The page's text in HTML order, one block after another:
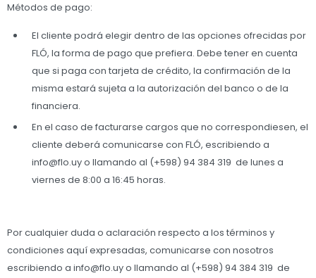
Métodos de pago:
El cliente podrá elegir dentro de las opciones ofrecidas por
FLÓ, la forma de pago que prefiera. Debe tener en cuenta
que si paga con tarjeta de crédito, la confirmación de la
misma estará sujeta a la autorización del banco o de la
financiera.
En el caso de facturarse cargos que no correspondiesen, el
cliente deberá comunicarse con FLÓ, escribiendo a
info@flo.uy o llamando al (+598) 94 384 319 de lunes a
viernes de 8:00 a 16:45 horas.
Por cualquier duda o aclaración respecto a los términos y
condiciones aquí expresadas, comunicarse con nosotros
escribiendo a info@flo.uy o llamando al (+598) 94 384 319 de